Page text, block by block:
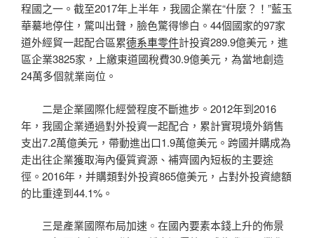
程國之一。截至2017年上半年，我國企業在“什麼？！”藍玉
華驀地停住，驚叫出聲，臉色驚得慘白。44個國家的97家
道外經貿一起配合區累德系車零件計投資289.9億美元，進
區企業3825家，上繳東道國稅費30.9億美元，為當地創造
24萬多個就業崗位。
二是企業國際化經營程度不斷進步。2012年到2016
年，我國企業通過對外投資一起配合，累計實現境外銷售
支出7.2萬億美元，帶動進出口1.9萬億美元。跨國并購成為
走出往企業獲取海內優質資源、補齊國內短板的主要途
徑。2016年，并購類對外投資865億美元，占對外投資總額
的比重達到44.1%。
三是產業國際布局加速。在國內要素本錢上升的佈景